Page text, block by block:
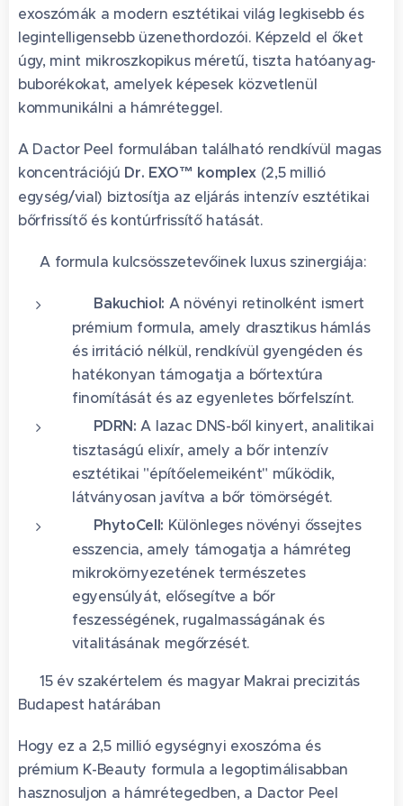
exoszómák a modern esztétikai világ legkisebb és
legintelligensebb üzenethordozói. Képzeld el őket
úgy, mint mikroszkopikus méretű, tiszta hatóanyag-
buborékokat, amelyek képesek közvetlenül
kommunikálni a hámréteggel.
A Dactor Peel formulában található rendkívül magas
koncentrációjú Dr. EXO™ komplex (2,5 millió
egység/vial) biztosítja az eljárás intenzív esztétikai
bőrfrissítő és kontúrfrissítő hatását. 🌊
🧪 A formula kulcsösszetevőinek luxus szinergiája:
Bakuchiol: A növényi retinolként ismert
prémium formula, amely drasztikus hámlás
és irritáció nélkül, rendkívül gyengéden és
hatékonyan támogatja a bőrtextúra
finomítását és az egyenletes bőrfelszínt.
PDRN: A lazac DNS-ből kinyert, analitikai
tisztaságú elixír, amely a bőr intenzív
esztétikai "építőelemeiként" működik,
látványosan javítva a bőr tömörségét.
PhytoCell: Különleges növényi őssejtes
esszencia, amely támogatja a hámréteg
mikrokörnyezetének természetes
egyensúlyát, elősegítve a bőr
feszességének, rugalmasságának és
vitalitásának megőrzését.
🛡️ 15 év szakértelem és magyar Makrai precizitás
Budapest határában
Hogy ez a 2,5 millió egységnyi exoszóma és
prémium K-Beauty formula a legoptimálisabban
hasznosuljon a hámrétegedben, a Dactor Peel